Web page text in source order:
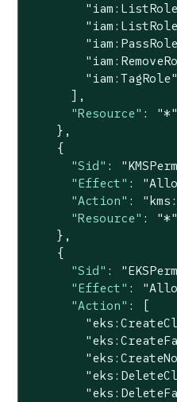
"iam:TagRole"
      ],
"Resource" :
"*"
    },
    {
"Sid" :
"Effect" :
"Action" :
"Resource" :
"*"
    },
    {
"Sid" :
"Effect" :
"Action" : [